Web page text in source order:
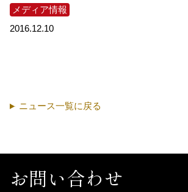
メディア情報
2016.12.10
ニュース一覧に戻る
お問い合わせ